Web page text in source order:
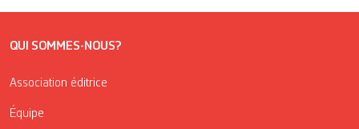
QUI SOMMES-NOUS?
Association éditrice
Équipe